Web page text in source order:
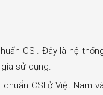
CSI. Đây là hệ
sử dụng.
CSI ở Việt Nam